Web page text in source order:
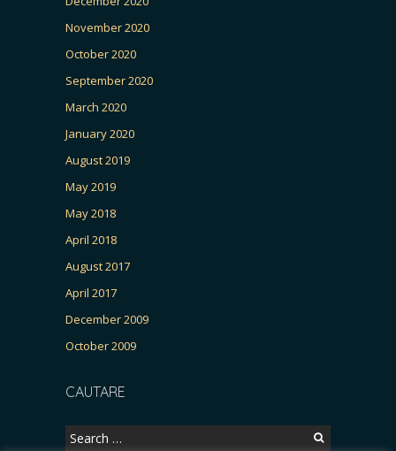
November 2020
October 2020
September 2020
March 2020
January 2020
August 2019
May 2019
May 2018
April 2018
August 2017
April 2017
December 2009
October 2009
CAUTARE
Search